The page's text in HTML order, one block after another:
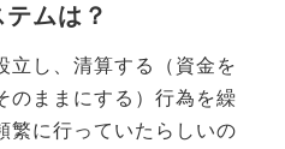
ムは？
立し、清算する（資金を
のままにする）行為を繰
繁に行っていたらしいの